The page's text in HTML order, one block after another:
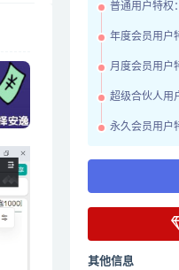
普通用户特权：
年度会员用户
月度会员用户
超级合伙人用
永久会员用户
其他信息